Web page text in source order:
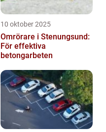
10 oktober 2025
Omrörare i Stenungsund:
För effektiva
betongarbeten